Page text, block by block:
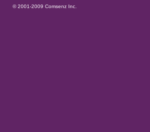
© 2001-2009 Comsenz Inc.